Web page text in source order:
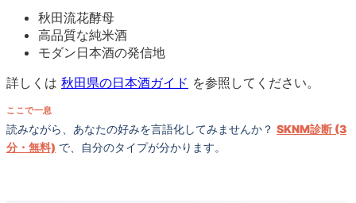
秋田流花酵母
高品質な純米酒
モダン日本酒の発信地
詳しくは 秋田県の日本酒ガイド を参照してください。
ここで一息
読みながら、あなたの好みを言語化してみませんか？ SKNM診断 (3
分・無料) で、自分のタイプが分かります。